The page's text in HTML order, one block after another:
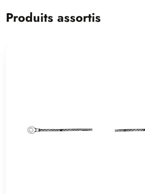
Produits assortis